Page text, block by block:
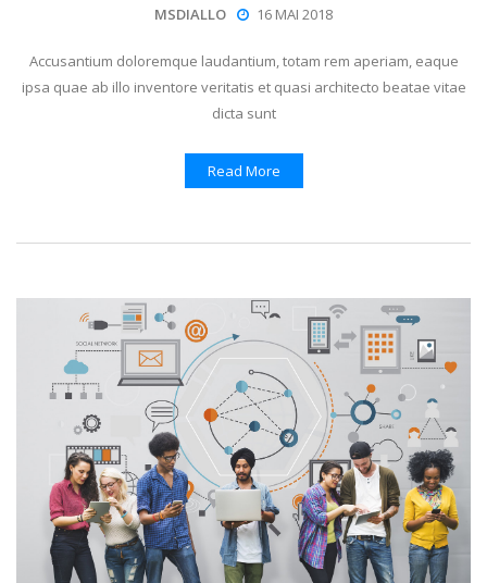
MSDIALLO 16 MAI 2018
Accusantium doloremque laudantium, totam rem aperiam, eaque
ipsa quae ab illo inventore veritatis et quasi architecto beatae vitae
dicta sunt
Read More